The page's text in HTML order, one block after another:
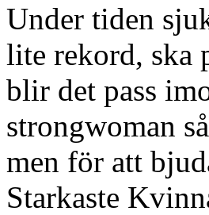
Under tiden
lite rekord, ska
blir det pass
strongwoman
men för att
Starkaste